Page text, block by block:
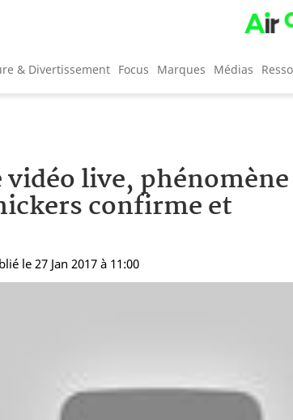
& Divertissement Focus Marques Médias
live, phénomène
confirme et
le 27 Jan 2017 à 11:00